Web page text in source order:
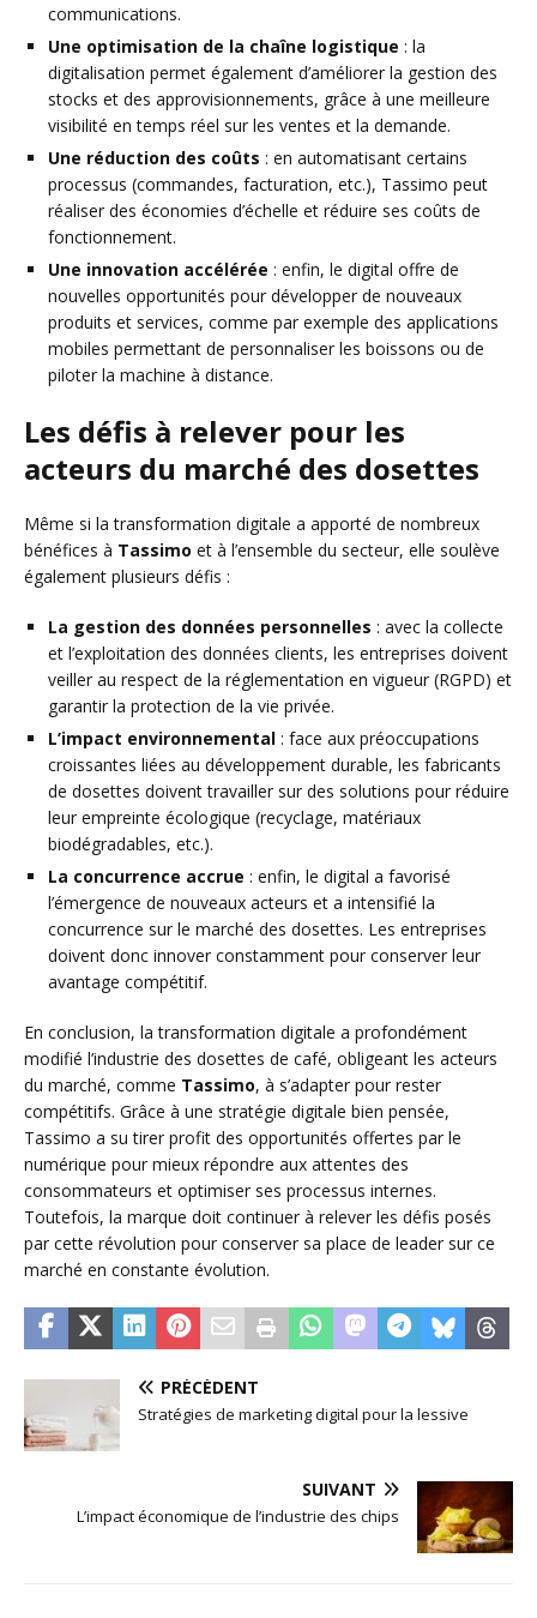
communications.
Une optimisation de la chaîne logistique : la
digitalisation permet également d’améliorer la gestion des
stocks et des approvisionnements, grâce à une meilleure
visibilité en temps réel sur les ventes et la demande.
Une réduction des coûts : en automatisant certains
processus (commandes, facturation, etc.), Tassimo peut
réaliser des économies d’échelle et réduire ses coûts de
fonctionnement.
Une innovation accélérée : enfin, le digital offre de
nouvelles opportunités pour développer de nouveaux
produits et services, comme par exemple des applications
mobiles permettant de personnaliser les boissons ou de
piloter la machine à distance.
Les défis à relever pour les
acteurs du marché des dosettes
Même si la transformation digitale a apporté de nombreux
bénéfices à Tassimo et à l’ensemble du secteur, elle soulève
également plusieurs défis :
La gestion des données personnelles : avec la collecte
et l’exploitation des données clients, les entreprises doivent
veiller au respect de la réglementation en vigueur (RGPD) et
garantir la protection de la vie privée.
L’impact environnemental : face aux préoccupations
croissantes liées au développement durable, les fabricants
de dosettes doivent travailler sur des solutions pour réduire
leur empreinte écologique (recyclage, matériaux
biodégradables, etc.).
La concurrence accrue : enfin, le digital a favorisé
l’émergence de nouveaux acteurs et a intensifié la
concurrence sur le marché des dosettes. Les entreprises
doivent donc innover constamment pour conserver leur
avantage compétitif.
En conclusion, la transformation digitale a profondément
modifié l’industrie des dosettes de café, obligeant les acteurs
du marché, comme Tassimo, à s’adapter pour rester
compétitifs. Grâce à une stratégie digitale bien pensée,
Tassimo a su tirer profit des opportunités offertes par le
numérique pour mieux répondre aux attentes des
consommateurs et optimiser ses processus internes.
Toutefois, la marque doit continuer à relever les défis posés
par cette révolution pour conserver sa place de leader sur ce
marché en constante évolution.
PRÉCÉDENT
Stratégies de marketing digital pour la lessive
SUIVANT
L’impact économique de l’industrie des chips